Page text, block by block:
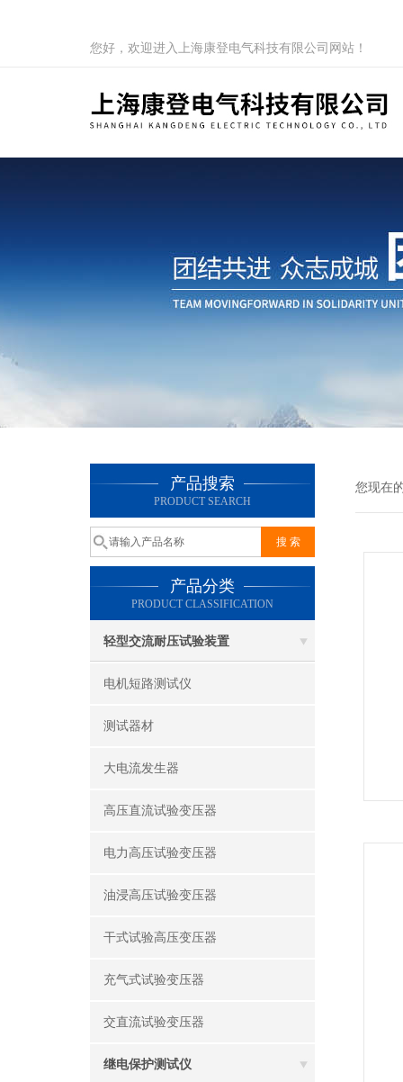
您好，欢迎进入上海康登电气科技有限公司网站！
产品搜索
PRODUCT SEARCH
产品分类
PRODUCT CLASSIFICATION
轻型交流耐压试验装置
电机短路测试仪
测试器材
大电流发生器
高压直流试验变压器
电力高压试验变压器
油浸高压试验变压器
干式试验高压变压器
充气式试验变压器
交直流试验变压器
继电保护测试仪
您现在